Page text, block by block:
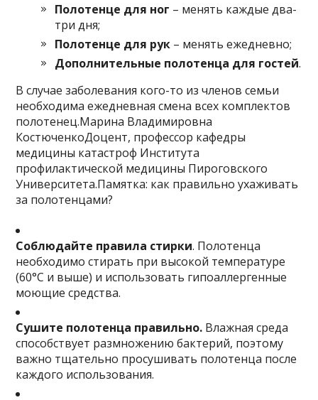
Полотенце для ног – менять каждые два-
три дня;
Полотенце для рук – менять ежедневно;
Дополнительные полотенца для гостей.
В случае заболевания кого-то из членов семьи
необходима ежедневная смена всех комплектов
полотенец.Марина Владимировна
КостюченкоДоцент, профессор кафедры
медицины катастроф Института
профилактической медицины Пироговского
Университета.Памятка: как правильно ухаживать
за полотенцами?
Соблюдайте правила стирки. Полотенца
необходимо стирать при высокой температуре
(60°С и выше) и использовать гипоаллергенные
моющие средства.
Сушите полотенца правильно. Влажная среда
способствует размножению бактерий, поэтому
важно тщательно просушивать полотенца после
каждого использования.